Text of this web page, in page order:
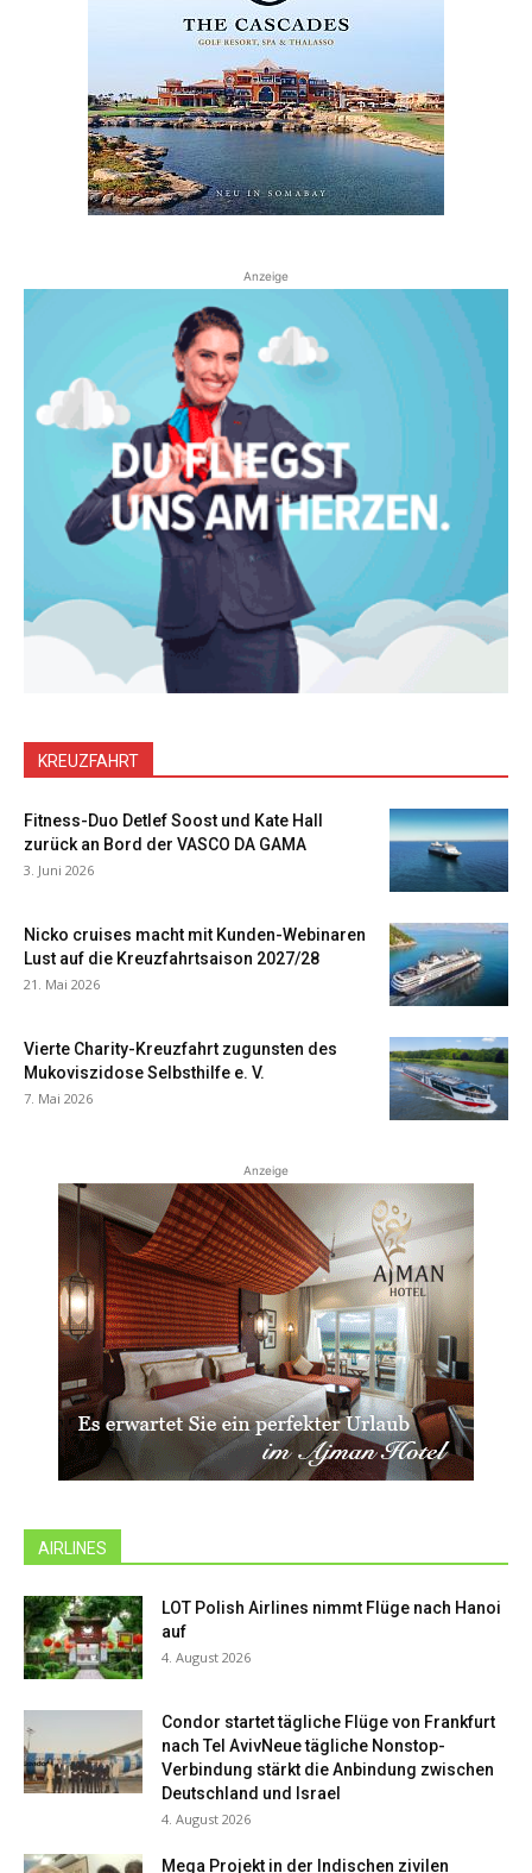
Anzeige
KREUZFAHRT
Fitness-Duo Detlef Soost und Kate Hall
zurück an Bord der VASCO DA GAMA
3. Juni 2026
Nicko cruises macht mit Kunden-Webinaren
Lust auf die Kreuzfahrtsaison 2027/28
21. Mai 2026
Vierte Charity-Kreuzfahrt zugunsten des
Mukoviszidose Selbsthilfe e. V.
7. Mai 2026
Anzeige
AIRLINES
LOT Polish Airlines nimmt Flüge nach Hanoi
auf
4. August 2026
Condor startet tägliche Flüge von Frankfurt
nach Tel AvivNeue tägliche Nonstop-
Verbindung stärkt die Anbindung zwischen
Deutschland und Israel
4. August 2026
Mega Projekt in der Indischen zivilen